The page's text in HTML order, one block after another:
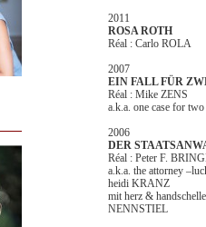
2011
ROSA ROTH
Réal : Carlo ROLA
2007
EIN FALL FÜR
Réal : Mike ZENS
a.k.a. one case for two
2006
DER
Réal : Peter F.
a.k.a. the attorney
heidi KRANZ
mit herz &
NENNSTIEL